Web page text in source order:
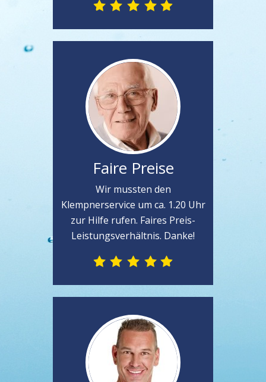
Faire Preise
Wir mussten den
Klempnerservice um ca. 1.20 Uhr
zur Hilfe rufen. Faires Preis-
Leistungsverhältnis. Danke!